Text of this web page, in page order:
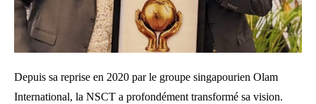
Depuis sa reprise en 2020 par le groupe singapourien Olam
International, la NSCT a profondément transformé sa vision.